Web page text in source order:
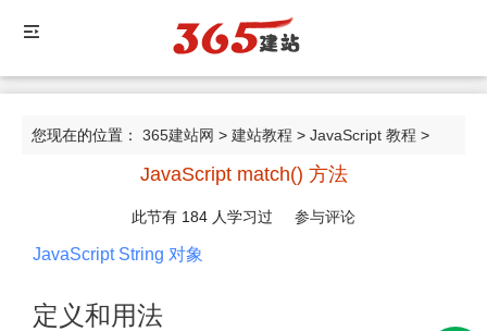
您现在的位置： 365建站网 > 建站教程 > JavaScript 教程 >
JavaScript match() 方法JavaScript match() 方法
此节有 184 人学习过 参与评论
JavaScript String 对象
定义和用法